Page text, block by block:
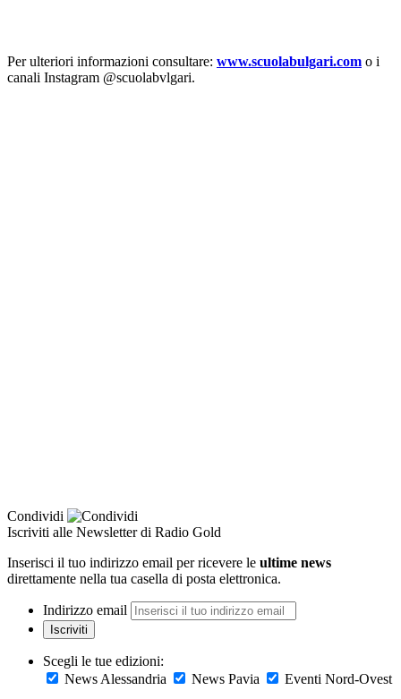
Per ulteriori informazioni consultare: www.scuolabulgari.com o i
canali Instagram @scuolabvlgari.
Condividi
Iscriviti alle Newsletter di Radio Gold
Inserisci il tuo indirizzo email per ricevere le ultime news
direttamente nella tua casella di posta elettronica.
Indirizzo email
Iscriviti
Scegli le tue edizioni:
News Alessandria
News Pavia Eventi Nord-Ovest